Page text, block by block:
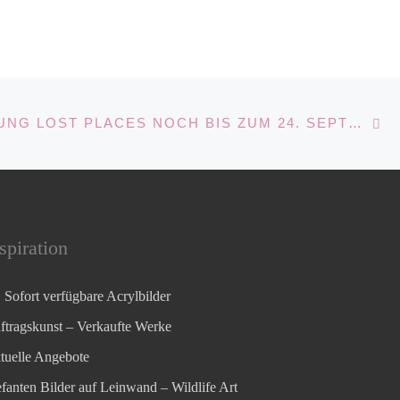
AUSSTELLUNG LOST PLACES NOCH BIS ZUM 24. SEPTEMBER
Sofort verfügbare Acrylbilder
– Verkaufte Werke
Angebote
Bilder auf Leinwand – Wildlife Art